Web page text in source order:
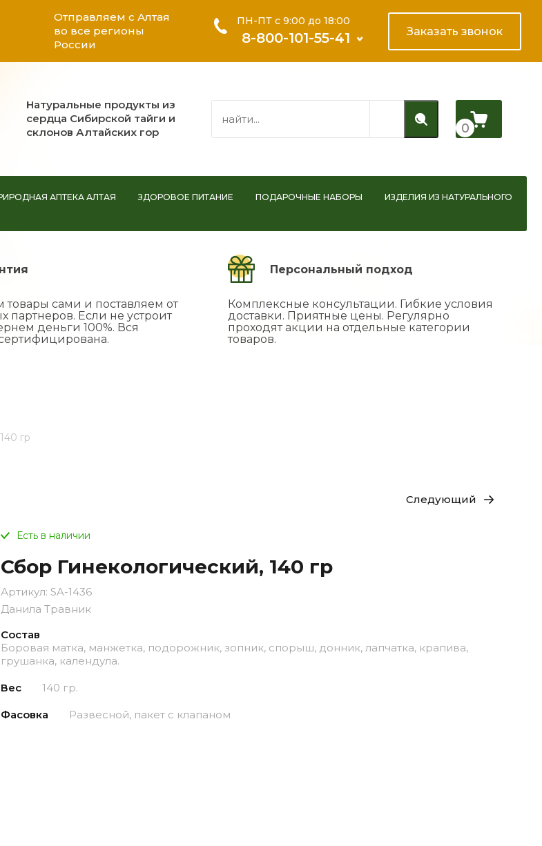
Отправляем с Алтая
во все регионы
России
ПН-ПТ с 9:00 до 18:00
8-800-101-55-41 Заказать звонок
Натуральные продукты из
сердца Сибирской тайги и
склонов Алтайских гор
0
АПТЕКА АЛТАЯ ЗДОРОВОЕ ПИТАНИЕ ПОДАРОЧНЫЕ НАБОРЫ
ИЗДЕЛИЯ ИЗ НАТУРАЛЬНОГО
сами и поставляем от
партнеров. Если не устроит
деньги 100%. Вся
Персональный подход
Комплексные консультации. Гибкие условия
доставки. Приятные цены. Регулярно
проходят акции на отдельные категории
товаров.
гр
Следующий
Есть в наличии
Сбор Гинекологический, 140 гр
Артикул: SA-1436
Данила Травник
Состав
Боровая матка, манжетка, подорожник, зопник, спорыш, донник, лапчатка, крапива,
грушанка, календула.
Вес 140 гр.
Фасовка Развесной, пакет с клапаном